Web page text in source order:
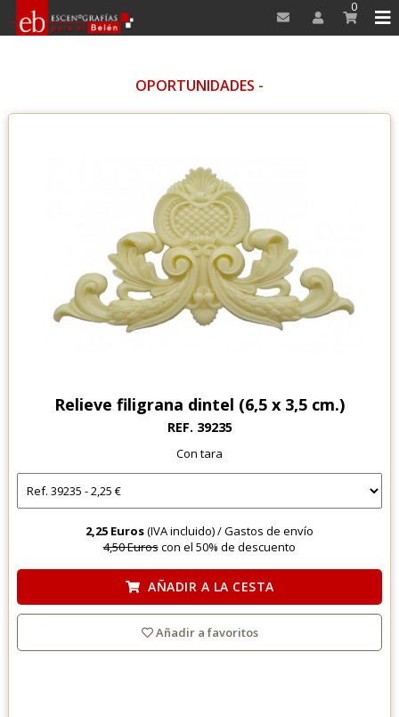
0
OPORTUNIDADES -
Relieve filigrana dintel (6,5 x 3,5 cm.)
REF. 39235
Con tara
2,25 Euros(IVA incluido) /Gastos de envío
4,50 Euroscon el 50% de descuento
AÑADIR A LA CESTA
Añadir a favoritos